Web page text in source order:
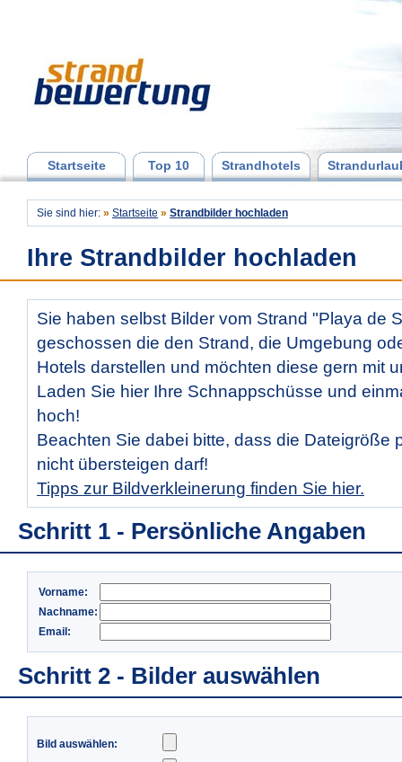
Startseite Top 10 Strandhotels
Sie sind hier: » Startseite » Strandbilder hochladen
Ihre Strandbilder hochladen
Sie haben selbst Bilder vom Strand "Playa de
geschossen die den Strand, die Umgebung
Hotels darstellen und möchten diese gern mit
Laden Sie hier Ihre Schnappschüsse und
hoch!
Beachten Sie dabei bitte, dass die Dateigröße
nicht übersteigen darf!
Tipps zur Bildverkleinerung finden Sie hier.
Schritt 1 - Persönliche Angaben
Vorname:
Nachname:
Email:
Schritt 2 - Bilder auswählen
Bild auswählen: